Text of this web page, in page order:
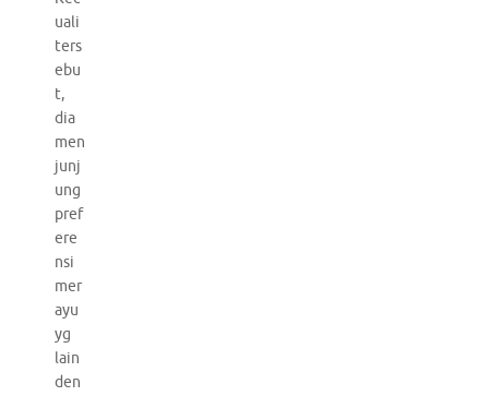
uali
ters
ebu
t,
dia
men
junj
ung
pref
ere
nsi
mer
ayu
yg
lain
den